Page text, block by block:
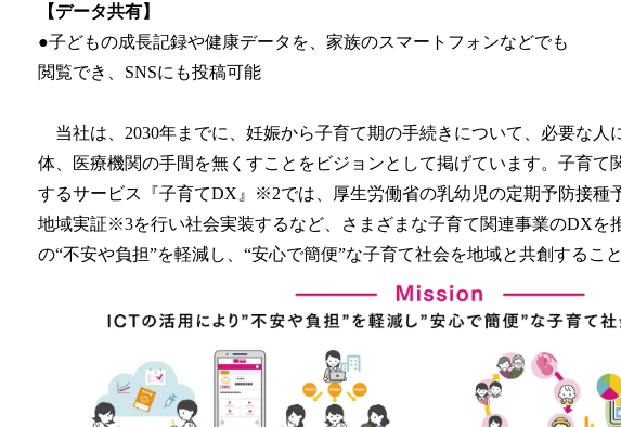
【データ共有】
●子どもの成長記録や健康データを、家族のスマートフォンなどでも
閲覧でき、SNSにも投稿可能
当社は、2030年までに、妊娠から子育て期の手続きについて、必要な人
体、医療機関の手間を無くすことをビジョンとして掲げています。子育て
するサービス『子育てDX』※2では、厚生労働省の乳幼児の定期予防接種
地域実証※3を行い社会実装するなど、さまざまな子育て関連事業のDXを
の“不安や負担”を軽減し、“安心で簡便”な子育て社会を地域と共創するこ